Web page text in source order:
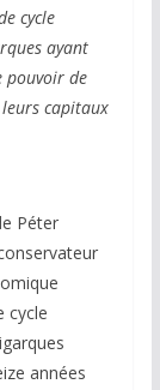
cycle
ayant
pouvoir de
capitaux
Péter
cycle
années